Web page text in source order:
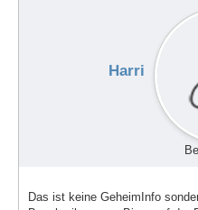
Harri
Das ist keine GeheimInfo